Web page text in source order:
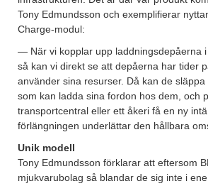
Tony Edmundsson och exemplifierar
Charge-modul:
— När vi kopplar upp laddningsdepåerna
så kan vi direkt se att depåerna har tider
använder sina resurser. Då kan de
som kan ladda sina fordon hos dem, och
transportcentral eller ett åkeri få en ny
förlängningen underlättar den hållbara
Unik modell
Tony Edmundsson förklarar att eftersom
mjukvarubolag så blandar de sig inte i